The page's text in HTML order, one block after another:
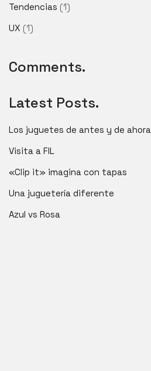
Tendencias (1)
UX (1)
Comments.
Latest Posts.
Los juguetes de antes y de ahora
Visita a FIL
«Clip it» imagina con tapas
Una juguetería diferente
Azul vs Rosa